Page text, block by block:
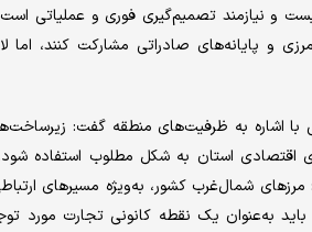
و نیازمند تصمیم‌گیری فوری و عملیاتی
و پایانه‌های صادراتی مشارکت کنند، اما
با اشاره به ظرفیت‌های منطقه گفت:
اقتصادی استان به شکل مطلوب استفاده
شمال‌غرب کشور، به‌ویژه مسیرهای
باید به‌عنوان یک نقطه کانونی تجارت مورد